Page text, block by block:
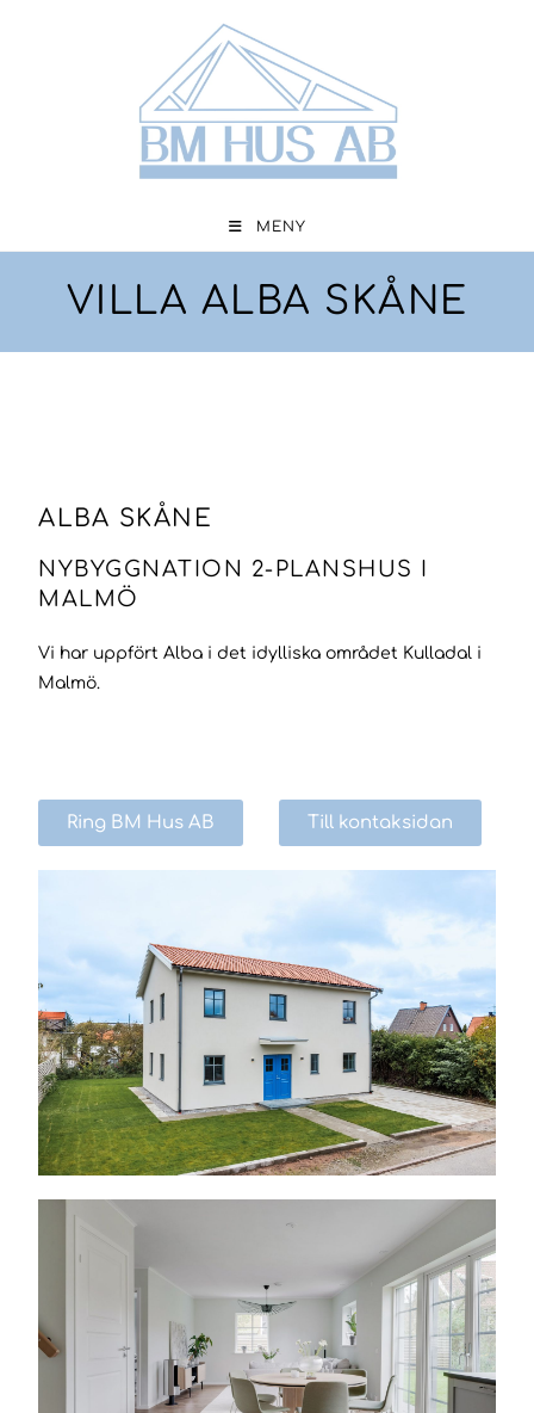
MENY
VILLA ALBA SKÅNE
ALBA SKÅNE
NYBYGGNATION 2-PLANSHUS I
MALMÖ
Vi har uppfört Alba i det idylliska området Kulladal i
Malmö.
Ring BM Hus AB Till kontaksidan